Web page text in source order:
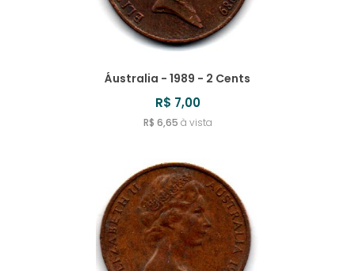
Áustralia - 1989 - 2 Cents
R$ 7,00
R$ 6,65 à vista